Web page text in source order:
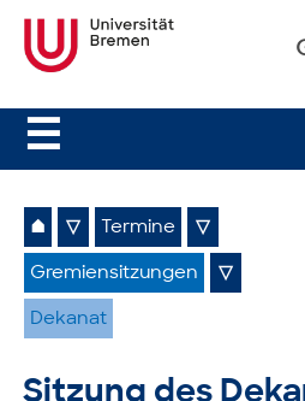
☰
⌂ ▽ Termine ▽
Gremiensitzungen ▽
Dekanat
Sitzung des